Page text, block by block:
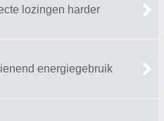
lozingen harder
energiegebruik